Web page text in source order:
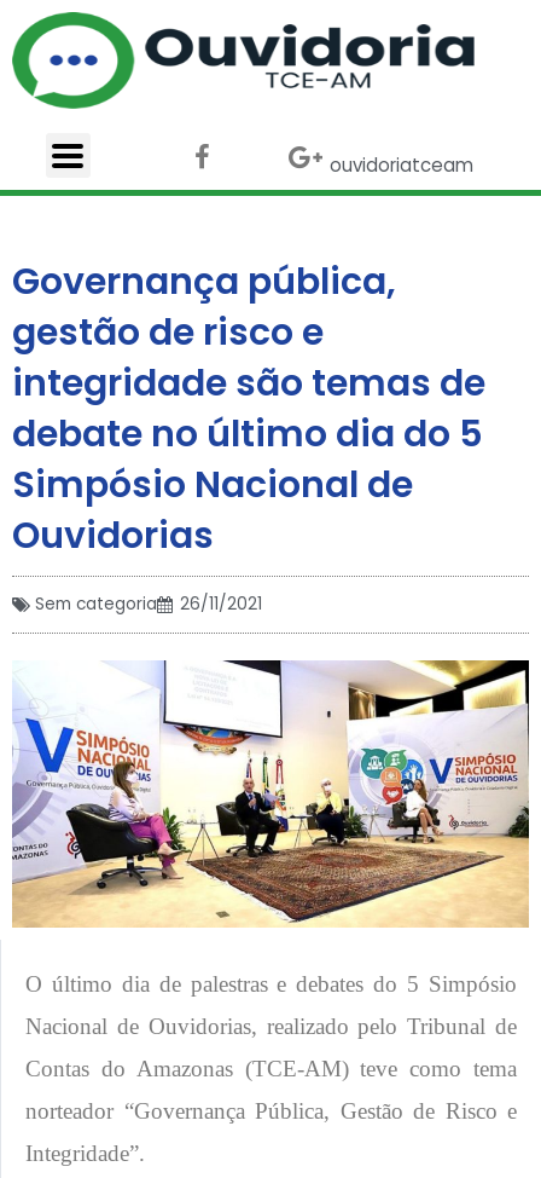
para
conteúdo
F
a
c
o
o
k
t
t
t
e
r
G
o
o
e
p
u
ouvidoriatceam
Governança pública,
gestão de risco e
integridade são temas de
debate no último dia do 5
Simpósio Nacional de
Ouvidorias
Sem categoria 26/11/2021
O último dia de palestras e debates do 5 Simpósio
Nacional de Ouvidorias, realizado pelo Tribunal de
Contas do Amazonas (TCE-AM) teve como tema
norteador “Governança Pública, Gestão de Risco e
Integridade”.